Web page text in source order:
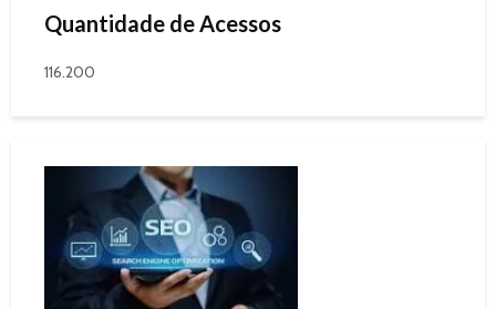
Quantidade de Acessos
116.200